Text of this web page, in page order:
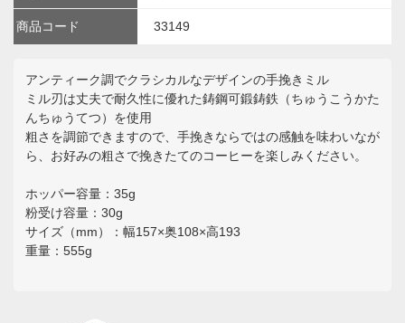
商品コード 33149
アンティーク調でクラシカルなデザインの手挽きミル
ミル刃は丈夫で耐久性に優れた鋳鋼可鍛鋳鉄（ちゅうこうかた
んちゅうてつ）を使用
粗さを調節できますので、手挽きならではの感触を味わいなが
ら、お好みの粗さで挽きたてのコーヒーを楽しみください。
ホッパー容量：35g
粉受け容量：30g
サイズ（mm）：幅157×奥108×高193
重量：555g